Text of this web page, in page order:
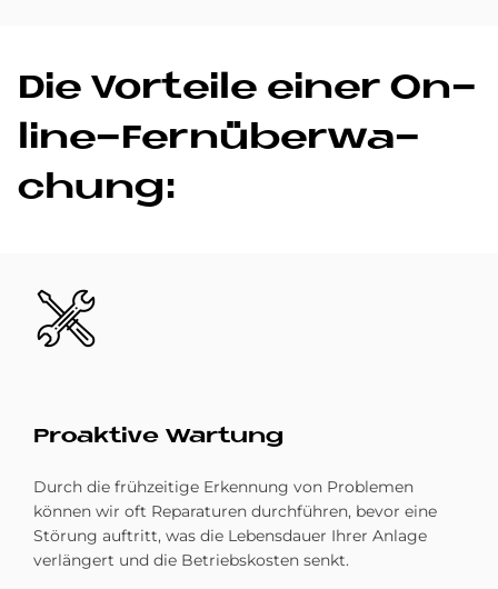
Die Vor­teile ei­ner On­
line-Fern­über­wa­
chung:
Bild
Proaktive Wartung
Durch die frühzeitige Erkennung von Problemen
können wir oft Reparaturen durchführen, bevor eine
Störung auftritt, was die Lebensdauer Ihrer Anlage
verlängert und die Betriebskosten senkt.